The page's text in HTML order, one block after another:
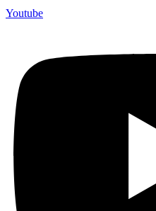
Youtube